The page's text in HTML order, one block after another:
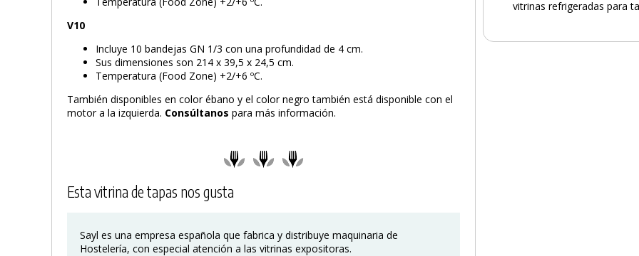
V10
Incluye 10 bandejas GN 1/3 con una profundidad de 4 cm.
Sus dimensiones son 214 x 39,5 x 24,5 cm.
Temperatura (Food Zone) +2/+6 ºC.
También disponibles en color ébano y el color negro también está disponible con el
motor a la izquierda. Consúltanos para más información.
Esta vitrina de tapas nos gusta
Sayl es una empresa española que fabrica y distribuye maquinaria de
Hostelería, con especial atención a las vitrinas expositoras.
vitrinas refrigeradas para